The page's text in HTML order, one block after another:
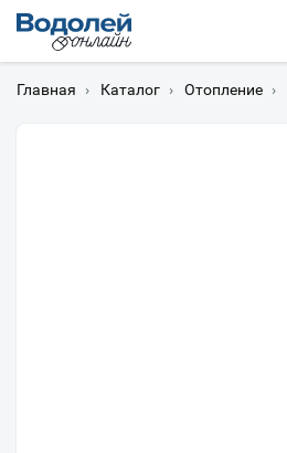
Главная › Каталог › Отопление ›